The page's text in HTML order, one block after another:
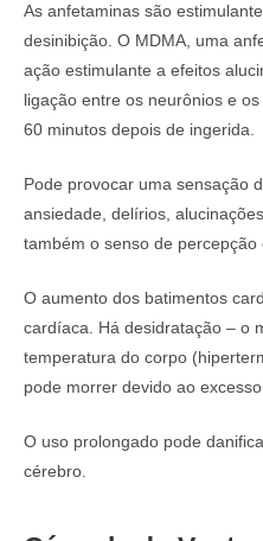
As anfetaminas são
desinibição. O MDMA, uma
ação estimulante a efeitos
ligação entre os neurônios e
60 minutos depois de ingerida.
Pode provocar uma sensação
ansiedade, delírios,
também o senso de percepção
O aumento dos batimentos
cardíaca. Há desidratação – o
temperatura do corpo
pode morrer devido ao excesso
O uso prolongado pode
cérebro.